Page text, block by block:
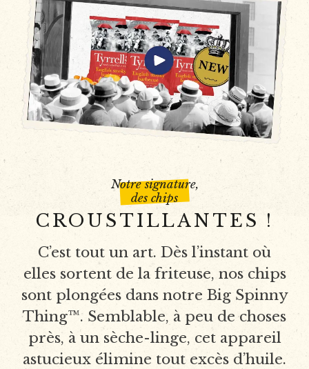
Notre signature,
des chips
CROUSTILLANTES !
C’est tout un art. Dès l’instant où
elles sortent de la friteuse, nos chips
sont plongées dans notre Big Spinny
Thing™. Semblable, à peu de choses
près, à un sèche-linge, cet appareil
astucieux élimine tout excès d’huile.